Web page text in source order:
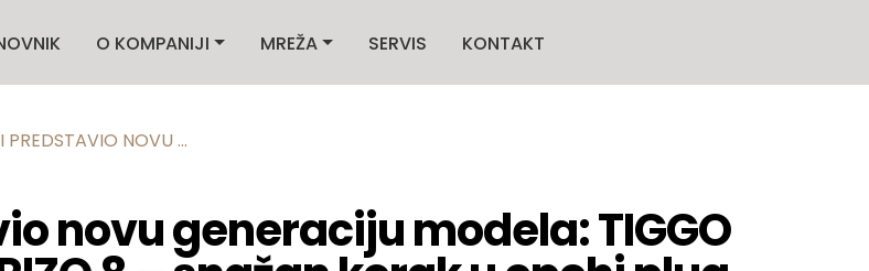
O KOMPANIJI MREŽA SERVIS KONTAKT
PREDSTAVIO NOVU ...
novu generaciju modela: TIGGO